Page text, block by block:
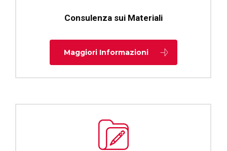
Consulenza sui Materiali
Maggiori Informazioni